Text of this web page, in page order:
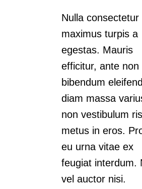
Nulla consectetur
maximus turpis a
egestas. Mauris
efficitur, ante non
bibendum
diam massa
non vestibulum
metus in eros.
eu urna vitae ex
feugiat interdum.
vel auctor nisi.